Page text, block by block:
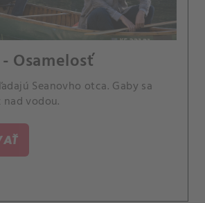
Osamelosť
Seanovho otca. Gaby sa
vodou.